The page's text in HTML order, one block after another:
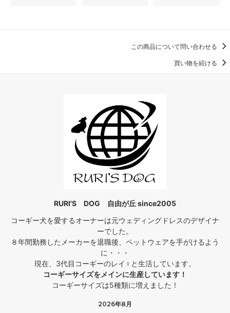
この商品について問い合わせる
買い物を続ける
RURI'S DOG 自由が丘 since2005
コーギー犬を愛するオーナーは元ウェディングドレスのデザイナ
ーでした。
８年間勤務したメーカーを退職後、ペットウェアを手がけるよう
に・・・
現在、3代目コーギーのレイ♀と生活しています。
コーギーサイズをメインに生産しています！
コーギーサイズは5種類に増えました！
2026年8月